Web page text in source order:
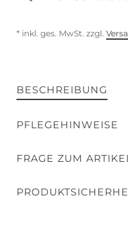
* inkl. ges. MwSt. zzgl.
BESCHREIBUNG
PFLEGEHINWEISE
FRAGE ZUM